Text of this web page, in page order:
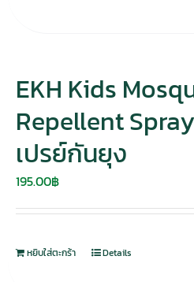
EKH Kids
Repellent
เปรย์กันยุง
195.00฿
หยิบใส่ตะกร้า Details